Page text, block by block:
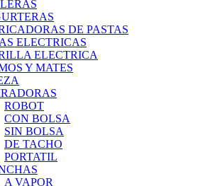
DE PASTAS
ELECTRICAS
ELECTRICA
Y MATES
ROBOT
CON BOLSA
SIN BOLSA
DE TACHO
PORTATIL
A VAPOR